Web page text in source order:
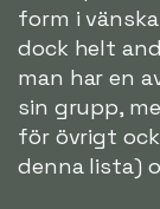
form i
dock helt
man har en
sin grupp,
för övrigt
denna lista)